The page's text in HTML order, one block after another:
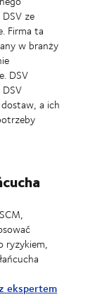
dostaw.
ze
Firma ta
w branży
DSV
a ich
ryzykiem,
ekspertem